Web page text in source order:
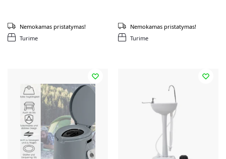
Turime
Nemokamas pristatymas!
Turime
Nemokamas pristatymas!